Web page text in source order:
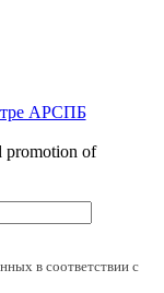
promotion of
в соответствии с